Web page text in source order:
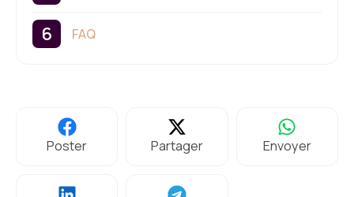
FAQ
Poster Partager Envoyer